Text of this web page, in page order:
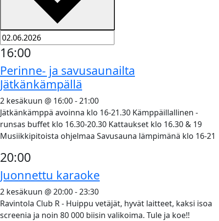
16:00
Perinne- ja savusaunailta
Jätkänkämpällä
2 kesäkuun @ 16:00-21:00
Jätkänkämppä avoinna klo 16-21.30 Kämppäillallinen -
runsas buffet klo 16.30-20.30 Kattaukset klo 16.30 & 19
Musiikkipitoista ohjelmaa Savusauna lämpimänä klo 16-21
20:00
Juonnettu karaoke
2 kesäkuun @ 20:00-23:30
Ravintola Club R - Huippu vetäjät, hyvät laitteet, kaksi isoa
screenia ja noin 80 000 biisin valikoima. Tule ja koe!!